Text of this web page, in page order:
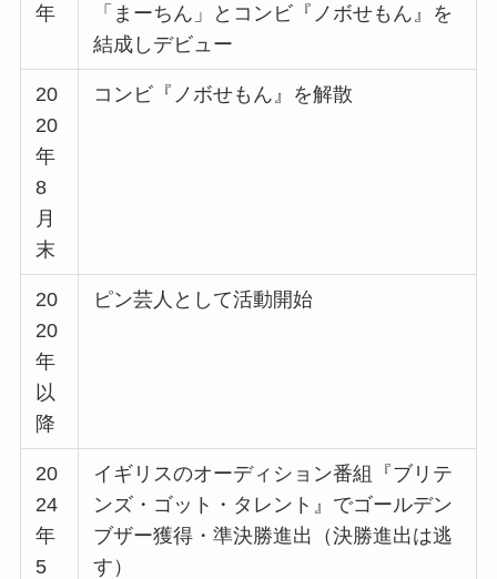
年
「まーちん」とコンビ『ノボせもん』を
結成しデビュー
20
20
年
8
月
末
コンビ『ノボせもん』を解散
20
20
年
以
降
ピン芸人として活動開始
20
24
年
5
イギリスのオーディション番組『ブリテ
ンズ・ゴット・タレント』でゴールデン
ブザー獲得・準決勝進出（決勝進出は逃
す）